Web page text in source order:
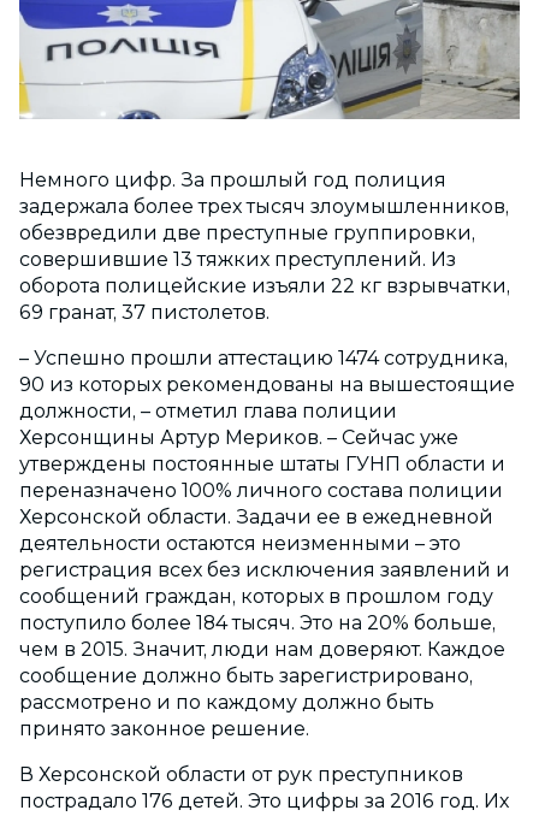
Немного цифр. За прошлый год полиция
задержала более трех тысяч злоумышленников,
обезвредили две преступные группировки,
совершившие 13 тяжких преступлений. Из
оборота полицейские изъяли 22 кг взрывчатки,
69 гранат, 37 пистолетов.
– Успешно прошли аттестацию 1474 сотрудника,
90 из которых рекомендованы на вышестоящие
должности, – отметил глава полиции
Херсонщины Артур Мериков. – Сейчас уже
утверждены постоянные штаты ГУНП области и
переназначено 100% личного состава полиции
Херсонской области. Задачи ее в ежедневной
деятельности остаются неизменными – это
регистрация всех без исключения заявлений и
сообщений граждан, которых в прошлом году
поступило более 184 тысяч. Это на 20% больше,
чем в 2015. Значит, люди нам доверяют. Каждое
сообщение должно быть зарегистрировано,
рассмотрено и по каждому должно быть
принято законное решение.
В Херсонской области от рук преступников
пострадало 176 детей. Это цифры за 2016 год. Их